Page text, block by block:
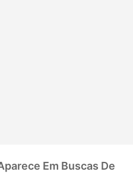
Em Buscas De